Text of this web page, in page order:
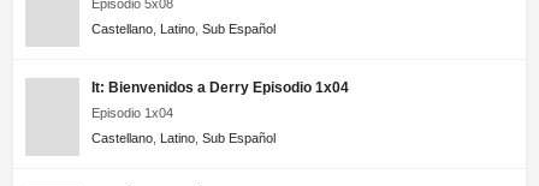
Episodio 5x08
Castellano Latino Sub Español
It: Bienvenidos a Derry Episodio 1x04
Episodio 1x04
Castellano Latino Sub Español